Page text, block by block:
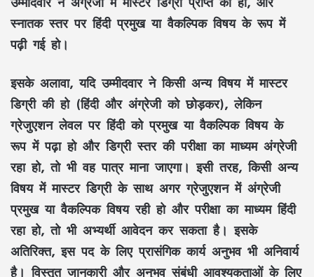
स्नातक स्तर पर हिंदी प्रमुख या वैकल्पिक विषय के रूप में
पढ़ी गई हो।
इसके अलावा, यदि उम्मीदवार ने किसी अन्य विषय में मास्टर
डिग्री की हो (हिंदी और अंग्रेजी को छोड़कर), लेकिन
ग्रेजुएशन लेवल पर हिंदी को प्रमुख या वैकल्पिक विषय के
रूप में पढ़ा हो और डिग्री स्तर की परीक्षा का माध्यम अंग्रेजी
रहा हो, तो भी वह पात्र माना जाएगा। इसी तरह, किसी अन्य
विषय में मास्टर डिग्री के साथ अगर ग्रेजुएशन में अंग्रेजी
प्रमुख या वैकल्पिक विषय रही हो और परीक्षा का माध्यम हिंदी
रहा हो, तो भी अभ्यर्थी आवेदन कर सकता है। इसके
अतिरिक्त, इस पद के लिए प्रासंगिक कार्य अनुभव भी अनिवार्य